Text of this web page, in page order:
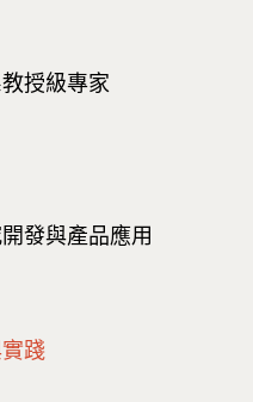
授級專家
發與產品應用
踐